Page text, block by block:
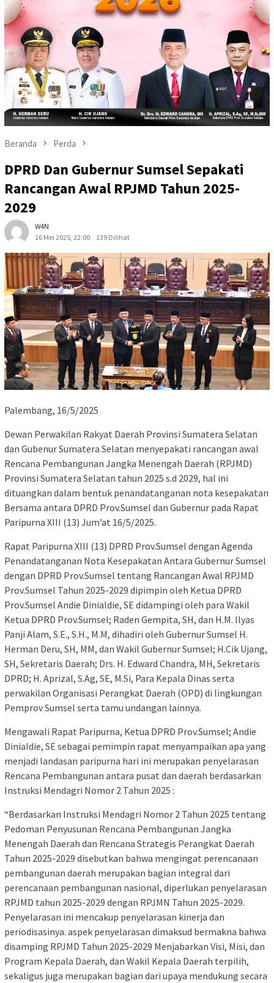
Beranda Perda
DPRD Dan Gubernur Sumsel Sepakati
Rancangan Awal RPJMD Tahun 2025-
2029
W4N
16 Mei 2025, 22:00
139 Dilihat
Palembang, 16/5/2025
Dewan Perwakilan Rakyat Daerah Provinsi Sumatera Selatan
dan Gubenur Sumatera Selatan menyepakati rancangan awal
Rencana Pembangunan Jangka Menengah Daerah (RPJMD)
Provinsi Sumatera Selatan tahun 2025 s.d 2029, hal ini
dituangkan dalam bentuk penandatanganan nota kesepakatan
Bersama antara DPRD Prov.Sumsel dan Gubernur pada Rapat
Paripurna XIII (13) Jum’at 16/5/2025.
Rapat Paripurna XIII (13) DPRD Prov.Sumsel dengan Agenda
Penandatanganan Nota Kesepakatan Antara Gubernur Sumsel
dengan DPRD Prov.Sumsel tentang Rancangan Awal RPJMD
Prov.Sumsel Tahun 2025-2029 dipimpin oleh Ketua DPRD
Prov.Sumsel Andie Dinialdie, SE didampingi oleh para Wakil
Ketua DPRD Prov.Sumsel; Raden Gempita, SH, dan H.M. Ilyas
Panji Alam, S.E., S.H., M.M, dihadiri oleh Gubernur Sumsel H.
Herman Deru, SH, MM, dan Wakil Gubernur Sumsel; H.Cik Ujang,
SH, Sekretaris Daerah; Drs. H. Edward Chandra, MH, Sekretaris
DPRD; H. Aprizal, S.Ag, SE, M.Si, Para Kepala Dinas serta
perwakilan Organisasi Perangkat Daerah (OPD) di lingkungan
Pemprov Sumsel serta tamu undangan lainnya.
Mengawali Rapat Paripurna, Ketua DPRD Prov.Sumsel; Andie
Dinialdie, SE sebagai pemimpin rapat menyampaikan apa yang
menjadi landasan paripurna hari ini merupakan penyelarasan
Rencana Pembangunan antara pusat dan daerah berdasarkan
Instruksi Mendagri Nomor 2 Tahun 2025 :
“Berdasarkan Instruksi Mendagri Nomor 2 Tahun 2025 tentang
Pedoman Penyusunan Rencana Pembangunan Jangka
Menengah Daerah dan Rencana Strategis Perangkat Daerah
Tahun 2025-2029 disebutkan bahwa mengingat perencanaan
pembangunan daerah merupakan bagian integral dari
perencanaan pembangunan nasional, diperlukan penyelarasan
RPJMD tahun 2025-2029 dengan RPJMN Tahun 2025-2029.
Penyelarasan ini mencakup penyelarasan kinerja dan
periodisasinya. aspek penyelarasan dimaksud bermakna bahwa
disamping RPJMD Tahun 2025-2029 Menjabarkan Visi, Misi, dan
Program Kepala Daerah, dan Wakil Kepala Daerah terpilih,
sekaligus juga merupakan bagian dari upaya mendukung secara